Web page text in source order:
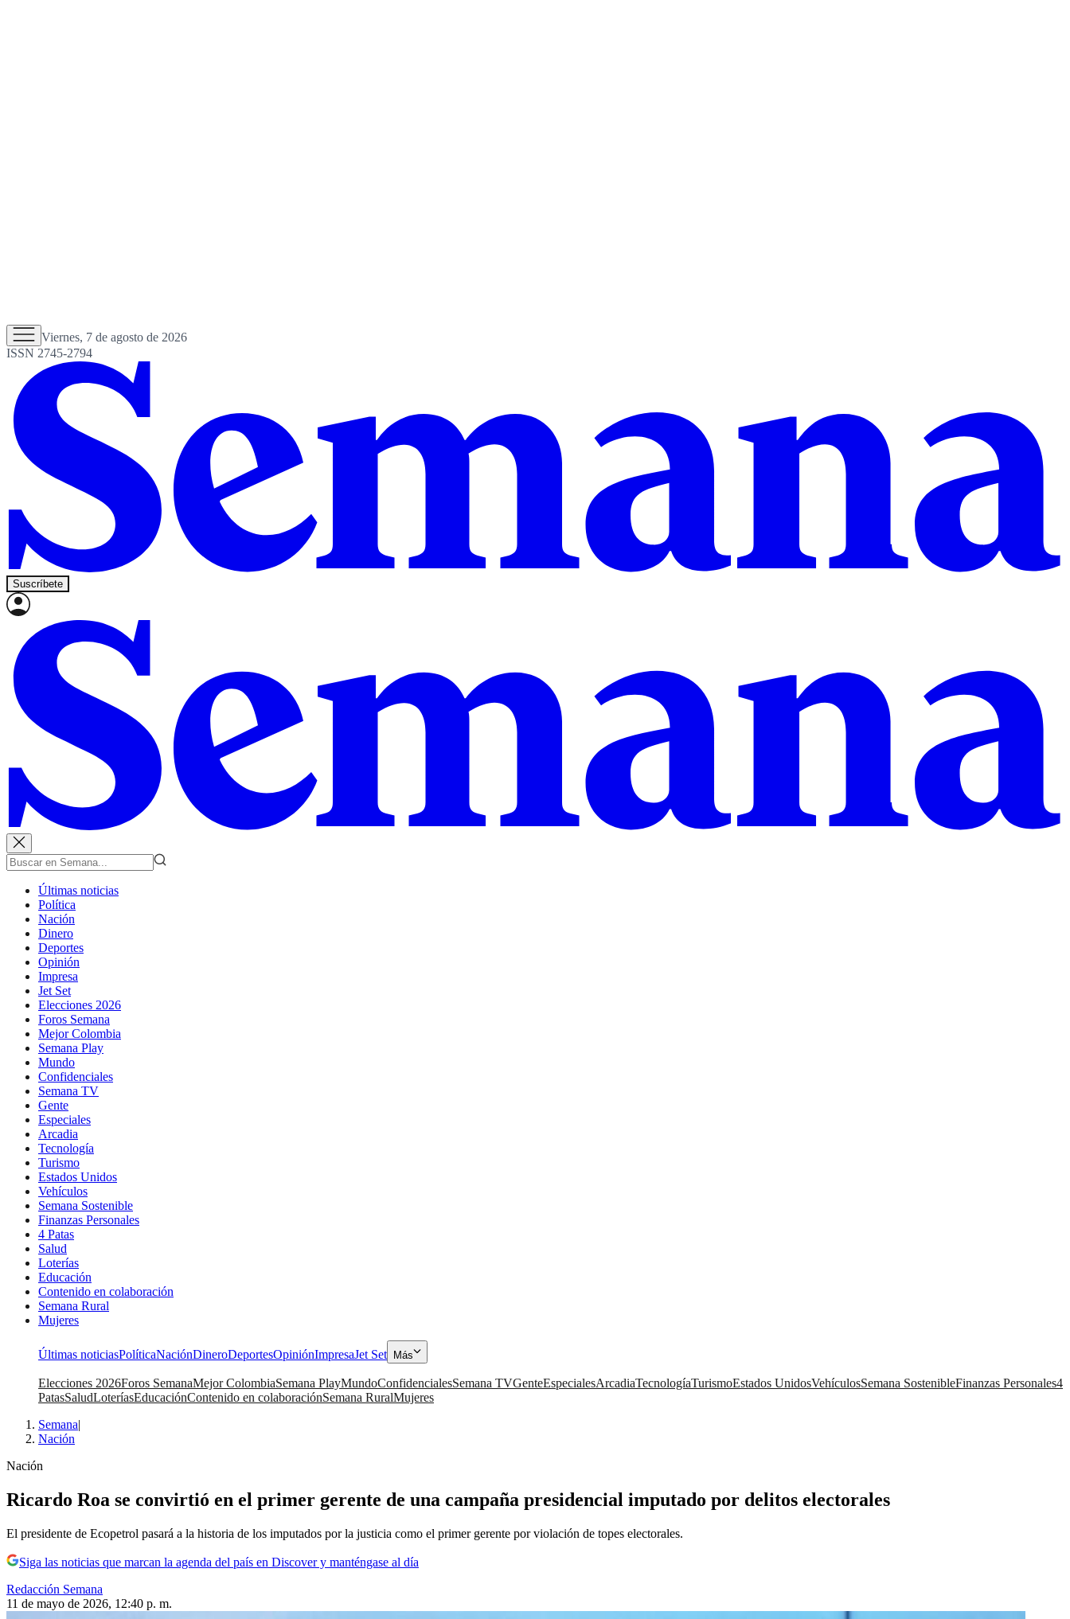
Viernes, 7 de agosto de 2026
ISSN 2745-2794
Suscríbete
Últimas noticias
Política
Nación
Dinero
Deportes
Opinión
Impresa
Jet Set
Elecciones 2026
Foros Semana
Mejor Colombia
Semana Play
Mundo
Confidenciales
Semana TV
Gente
Especiales
Arcadia
Tecnología
Turismo
Estados Unidos
Vehículos
Semana Sostenible
Finanzas Personales
4 Patas
Salud
Loterías
Educación
Contenido en colaboración
Semana Rural
Mujeres
Últimas noticiasPolíticaNaciónDineroDeportesOpiniónImpresaJet Set Más
Elecciones 2026Foros SemanaMejor ColombiaSemana PlayMundoConfidencialesSemana TVGenteEspecialesArcadiaTecnologíaTurismoEstados UnidosVehículosSemana SostenibleFinanzas Personales4
PatasSaludLoteríasEducaciónContenido en colaboraciónSemana RuralMujeres
Semana|
Nación
Nación
Ricardo Roa se convirtió en el primer gerente de una campaña presidencial imputado por delitos electorales
El presidente de Ecopetrol pasará a la historia de los imputados por la justicia como el primer gerente por violación de topes electorales.
Siga las noticias que marcan la agenda del país en Discover y manténgase al día
Redacción Semana
11 de mayo de 2026, 12:40 p. m.